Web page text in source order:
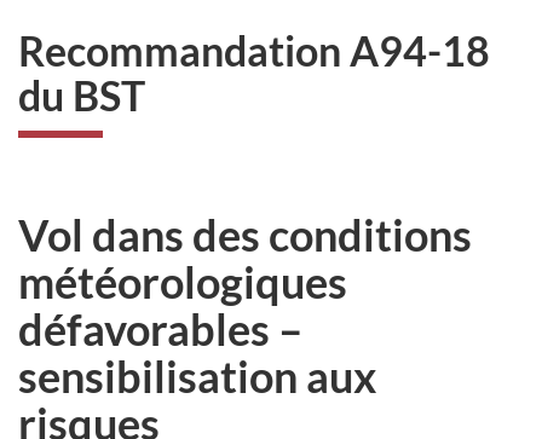
Recommandation A94-18
du BST
Vol dans des conditions
météorologiques
défavorables –
sensibilisation aux
risques